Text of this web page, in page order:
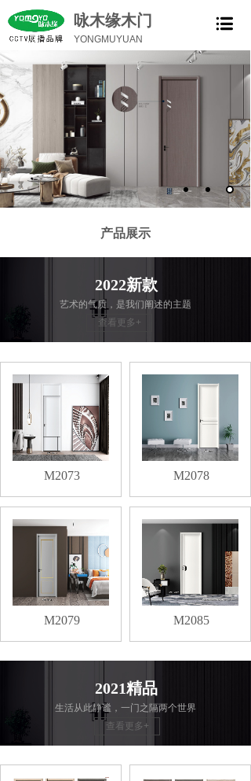
咏木缘木门
YONGMUYUAN
产品展示
2022新款
艺术的气质，是我们阐述的主题
查看更多+
M2073 M2078
M2079 M2085
2021精品
生活从此静谧，一门之隔两个世界
查看更多+